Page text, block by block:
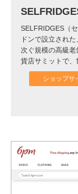
SELFRIDGES（
ドンで設立され
次ぐ規模の高級
貨店サミットで、
ショップサ